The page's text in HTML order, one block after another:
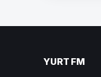
YURT FM